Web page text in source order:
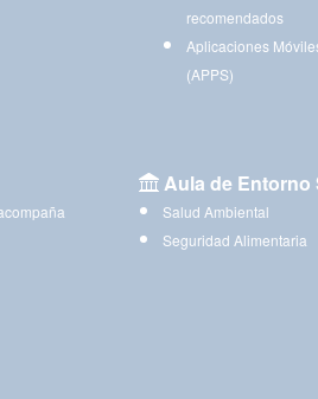
recomendados
Aplicaciones
(APPS)
Aula de Entorno
Salud Ambiental
Seguridad Alimentaria